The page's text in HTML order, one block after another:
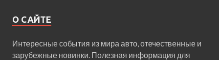
О САЙТЕ
Интересные события из мира авто, отечественные и
зарубежные новинки. Полезная информация для